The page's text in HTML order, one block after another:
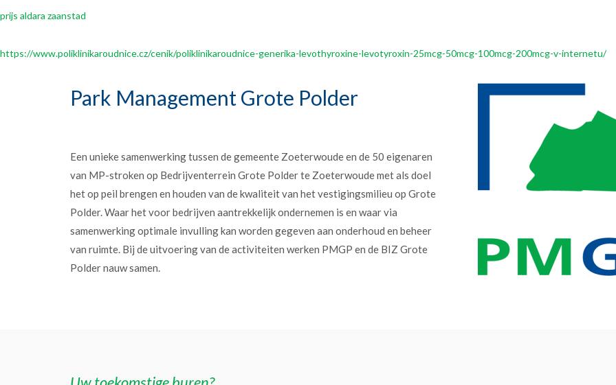
prijs aldara zaanstad
https://www.poliklinikaroudnice.cz/cenik/poliklinikaroudnice-generika-levothyroxine-levotyroxin-25mcg-50mcg-100mcg-200mcg-v-internetu/
Park Management Grote Polder
Een unieke samenwerking tussen de gemeente Zoeterwoude en de 50 eigenaren
van MP-stroken op Bedrijventerrein Grote Polder te Zoeterwoude met als doel
het op peil brengen en houden van de kwaliteit van het vestigingsmilieu op Grote
Polder. Waar het voor bedrijven aantrekkelijk ondernemen is en waar via
samenwerking optimale invulling kan worden gegeven aan onderhoud en beheer
van ruimte. Bij de uitvoering van de activiteiten werken PMGP en de BIZ Grote
Polder nauw samen.